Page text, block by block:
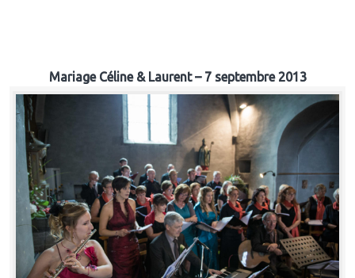
Mariage Céline & Laurent – 7 septembre 2013